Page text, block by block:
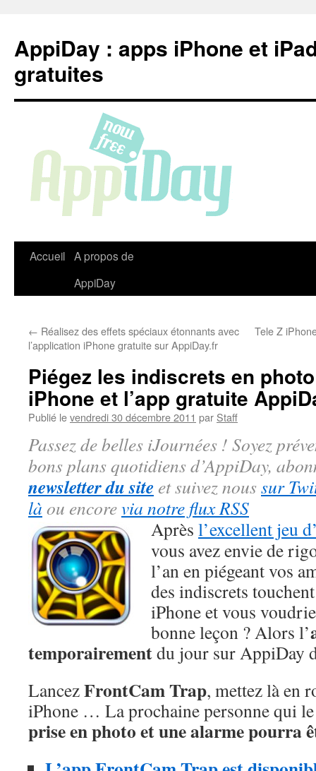
contenu
AppiDay : apps iPhone et
gratuites
Accueil A propos de
AppiDay
← Réalisez des effets spéciaux étonnants avec
l’application iPhone gratuite sur AppiDay.fr
Tele Z
Piégez les indiscrets en
iPhone et l’app gratuite
Publié levendredi 30 décembre 2011 par Staff
Passez de belles iJournées ! Soyez
bons plans quotidiens d’AppiDay,
newsletter du site et suivez noussur
là ou encorevia notre flux RSS
Après l’excellent jeu
vous avez envie de
l’an en piégeant vos
des indiscrets
iPhone et vous
bonne leçon ? Alors l’
temporairementdu jour sur AppiDay
LancezFrontCam Trap, mettez là en
iPhone … La prochaine personne qui
prise en photo et une alarme pourra